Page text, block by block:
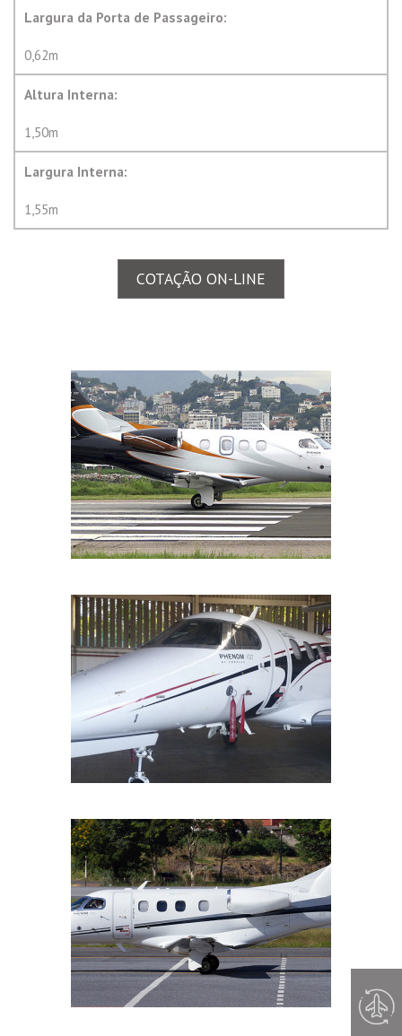
Largura da Porta de Passageiro:
0,62m
Altura Interna:
1,50m
Largura Interna:
1,55m
COTAÇÃO ON-LINE